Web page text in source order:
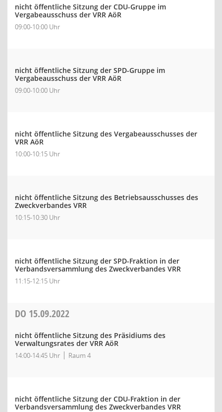
nicht öffentliche Sitzung der CDU-Gruppe im
Vergabeausschuss der VRR AöR
09:00-10:00 Uhr
nicht öffentliche Sitzung der SPD-Gruppe im
Vergabeausschuss der VRR AöR
09:00-10:00 Uhr
nicht öffentliche Sitzung des Vergabeausschusses der
VRR AöR
10:00-10:15 Uhr
nicht öffentliche Sitzung des Betriebsausschusses des
Zweckverbandes VRR
10:15-10:30 Uhr
nicht öffentliche Sitzung der SPD-Fraktion in der
Verbandsversammlung des Zweckverbandes VRR
11:15-12:15 Uhr
DO 15.09.2022
nicht öffentliche Sitzung des Präsidiums des
Verwaltungsrates der VRR AöR
14:00-14:45 Uhr Raum 4
nicht öffentliche Sitzung der CDU-Fraktion in der
Verbandsversammlung des Zweckverbandes VRR